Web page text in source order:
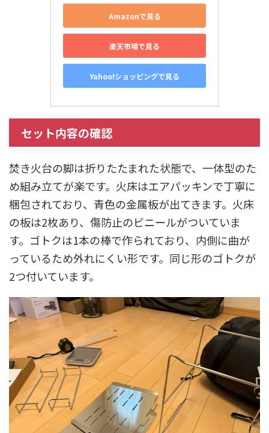
Amazonで見る
楽天市場で見る
Yahoo!ショッピングで見る
セット内容の確認
焚き火台の脚は折りたたまれた状態で、一体型のた
め組み立てが楽です。火床はエアパッキンで丁寧に
梱包されており、青色の金属板が出てきます。火床
の板は2枚あり、傷防止のビニールがついていま
す。ゴトクは1本の棒で作られており、内側に曲が
っているため外れにくい形です。同じ形のゴトクが
2つ付いています。